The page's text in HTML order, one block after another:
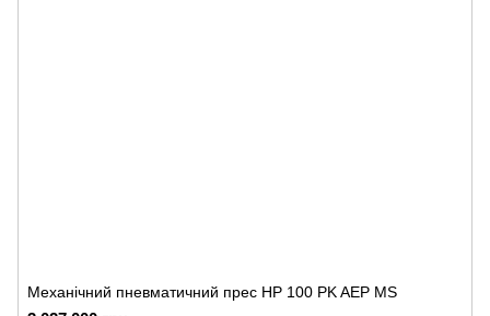
Механічний пневматичний прес HP 100 PK AEP MS